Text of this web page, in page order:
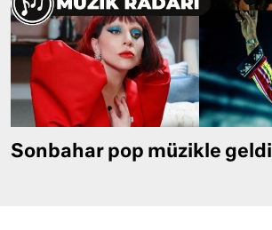
Sonbahar pop müzikle geldi